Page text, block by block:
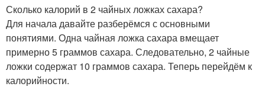
Сколько калорий в 2 чайных ложках сахара?
Для начала давайте разберёмся с основными
понятиями. Одна чайная ложка сахара вмещает
примерно 5 граммов сахара. Следовательно, 2 чайные
ложки содержат 10 граммов сахара. Теперь перейдём к
калорийности.